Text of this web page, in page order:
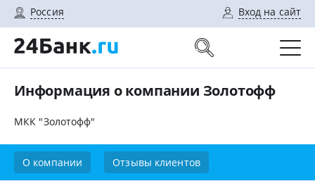
Россия Вход на сайт
Информация о компании Золотофф
МКК "Золотофф"
О компании Отзывы клиентов